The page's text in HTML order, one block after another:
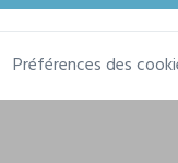
Préférences des